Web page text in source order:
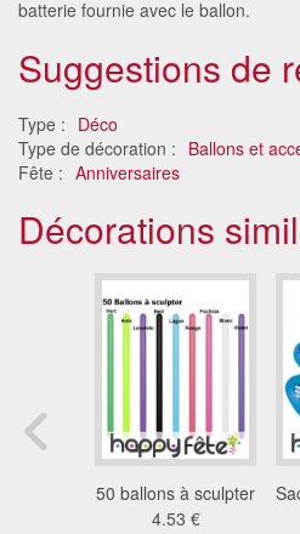
batterie fournie avec le ballon.
Suggestions de
Type : Déco
Type de décoration : Ballons et
Fête : Anniversaires
Décorations
50 ballons à sculpter
4.53 €